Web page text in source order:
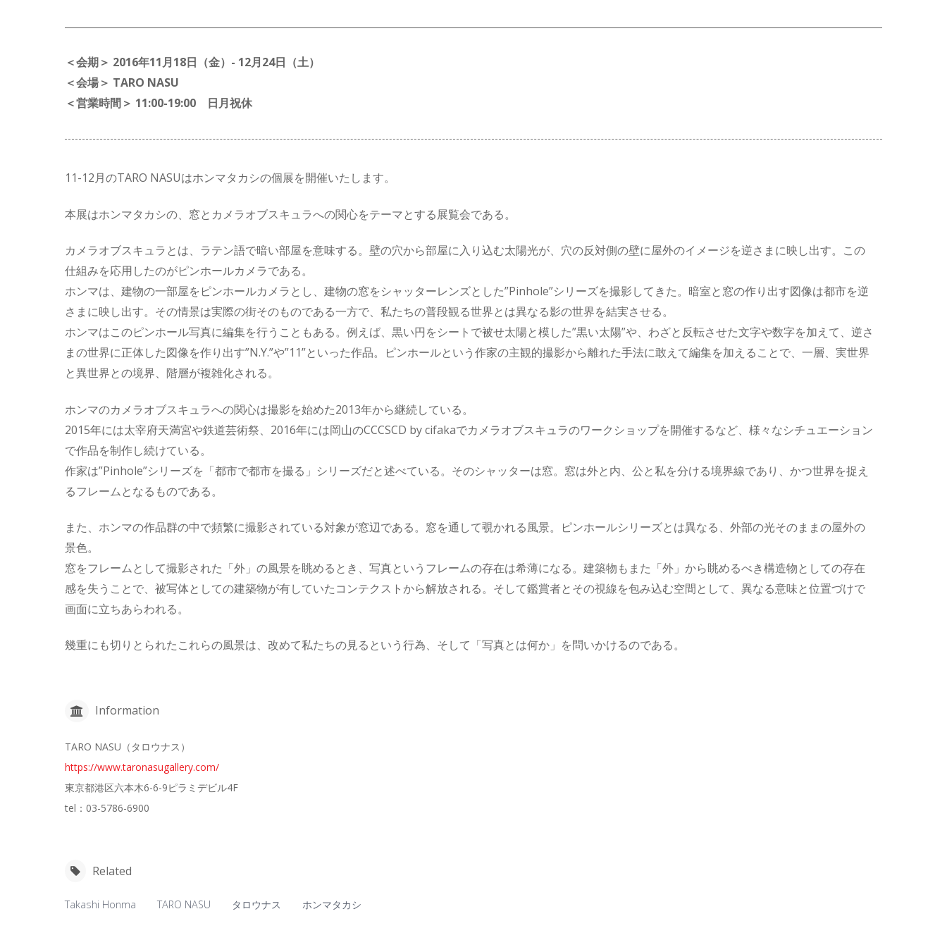
＜会期＞ 2016年11月18日（金）- 12月24日（土）
＜会場＞ TARO NASU
＜営業時間＞ 11:00-19:00 日月祝休
11-12月のTARO NASUはホンマタカシの個展を開催いたします。
本展はホンマタカシの、窓とカメラオブスキュラへの関心をテーマとする展覧会である。
カメラオブスキュラとは、ラテン語で暗い部屋を意味する。壁の穴から部屋に入り込む太陽光が、穴の反対側の壁に屋外のイメージを逆さまに映し出す。この
仕組みを応用したのがピンホールカメラである。
ホンマは、建物の一部屋をピンホールカメラとし、建物の窓をシャッターレンズとした”Pinhole”シリーズを撮影してきた。暗室と窓の作り出す図像は都市を逆
さまに映し出す。その情景は実際の街そのものである一方で、私たちの普段観る世界とは異なる影の世界を結実させる。
ホンマはこのピンホール写真に編集を行うこともある。例えば、黒い円をシートで被せ太陽と模した”黒い太陽”や、わざと反転させた文字や数字を加えて、逆さ
まの世界に正体した図像を作り出す”N.Y.”や”11”といった作品。ピンホールという作家の主観的撮影から離れた手法に敢えて編集を加えることで、一層、実世界
と異世界との境界、階層が複雑化される。
ホンマのカメラオブスキュラへの関心は撮影を始めた2013年から継続している。
2015年には太宰府天満宮や鉄道芸術祭、2016年には岡山のCCCSCD by cifakaでカメラオブスキュラのワークショップを開催するなど、様々なシチュエーション
で作品を制作し続けている。
作家は”Pinhole”シリーズを「都市で都市を撮る」シリーズだと述べている。そのシャッターは窓。窓は外と内、公と私を分ける境界線であり、かつ世界を捉え
るフレームとなるものである。
また、ホンマの作品群の中で頻繁に撮影されている対象が窓辺である。窓を通して覗かれる風景。ピンホールシリーズとは異なる、外部の光そのままの屋外の
景色。
窓をフレームとして撮影された「外」の風景を眺めるとき、写真というフレームの存在は希薄になる。建築物もまた「外」から眺めるべき構造物としての存在
感を失うことで、被写体としての建築物が有していたコンテクストから解放される。そして鑑賞者とその視線を包み込む空間として、異なる意味と位置づけで
画面に立ちあらわれる。
幾重にも切りとられたこれらの風景は、改めて私たちの見るという行為、そして「写真とは何か」を問いかけるのである。
Information
TARO NASU（タロウナス）
https://www.taronasugallery.com/
東京都港区六本木6-6-9ピラミデビル4F
tel：03-5786-6900
Related
Takashi Honma TARO NASU タロウナス ホンマタカシ